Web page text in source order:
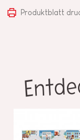
Produktblatt